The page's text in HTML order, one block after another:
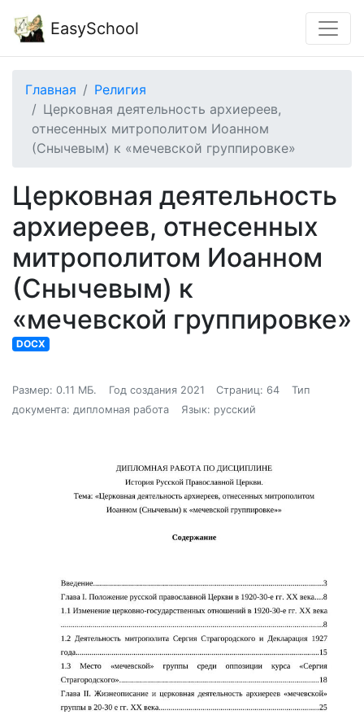
EasySchool
Главная
Религия
Церковная деятельность архиереев,
отнесенных митрополитом Иоанном
(Снычевым) к «мечевской группировке»
Церковная деятельность
архиереев, отнесенных
митрополитом Иоанном
(Снычевым) к
«мечевской группировке»
DOCX
Размер: 0.11 МБ. Год создания 2021 Страниц: 64
Тип
документа: дипломная работа
Язык: русский